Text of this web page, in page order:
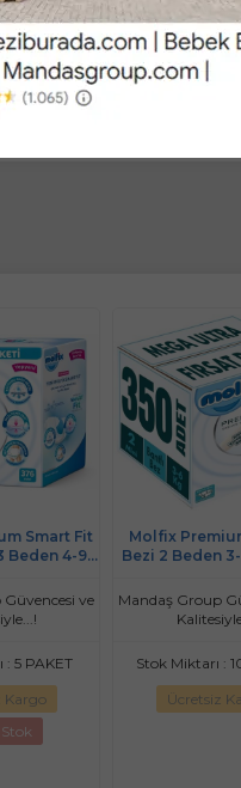
edebileceği, üstün
Bebek
3-6 KG Mini
ve
10+ ADET
Kargo
Baby Turco
Doğadan
Jumbo
Mandaş Group
Stok Miktarı :
Ücretsiz